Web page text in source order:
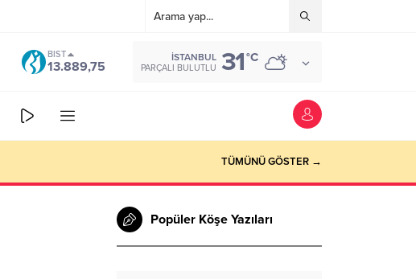
BIST
13.889,75
İSTANBUL
PARÇALI BULUTLU 31°C
TÜMÜNÜ GÖSTER →
Popüler Köşe Yazıları